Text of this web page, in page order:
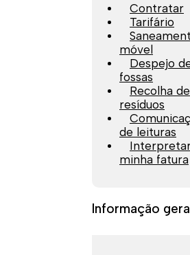
Contratar
Tarifário
móvel
Despejo
fossas
Recolha de
resíduos
de leituras
minha fatura
Informação